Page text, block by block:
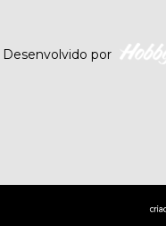
Desenvolvido por